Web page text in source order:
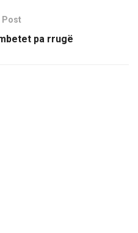
Post
pa rrugë